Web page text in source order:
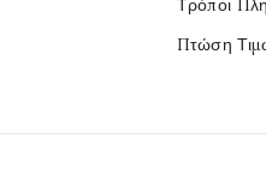
Τρόποι
Πτώση